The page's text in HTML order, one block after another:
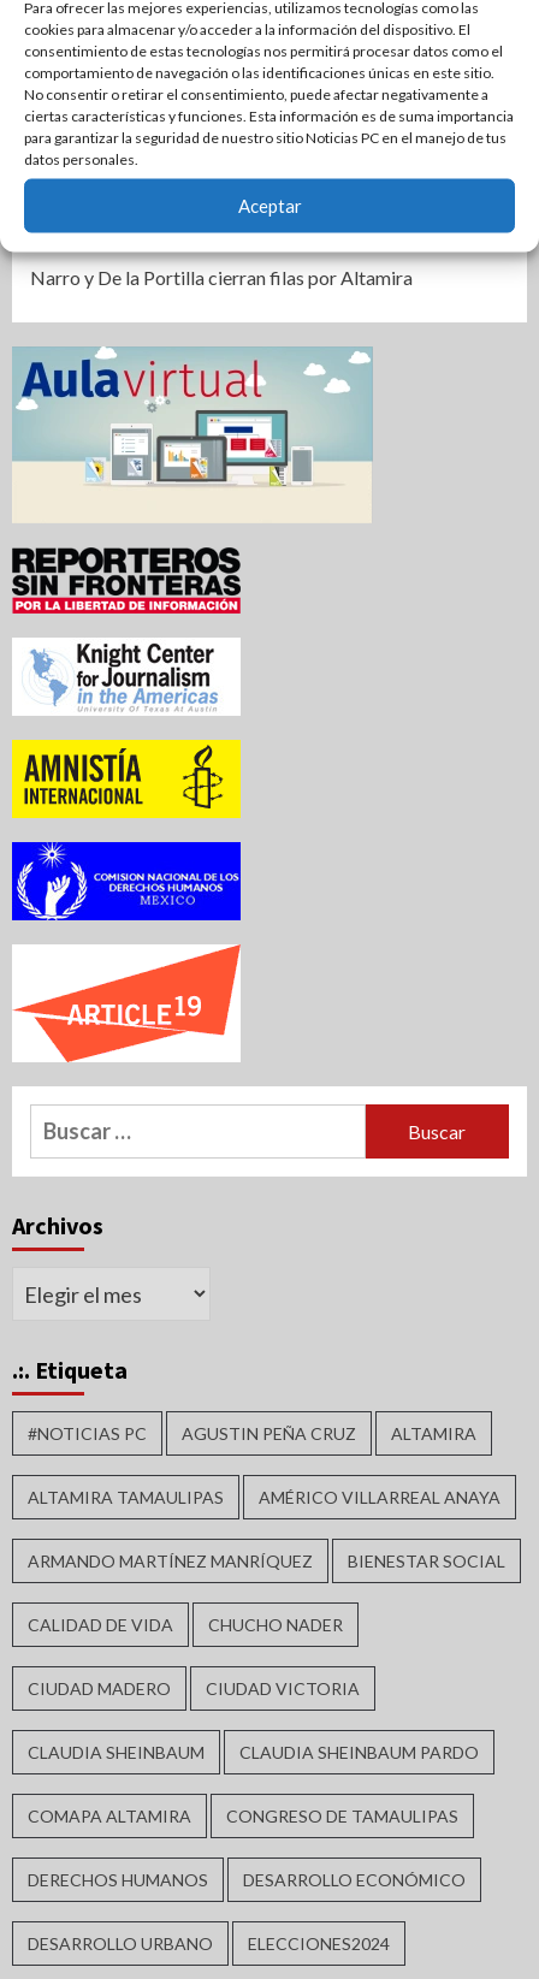
Para ofrecer las mejores experiencias, utilizamos tecnologías como las
cookies para almacenar y/o acceder a la información del dispositivo. El
consentimiento de estas tecnologías nos permitirá procesar datos como el
comportamiento de navegación o las identificaciones únicas en este sitio.
No consentir o retirar el consentimiento, puede afectar negativamente a
ciertas características y funciones. Esta información es de suma importancia
para garantizar la seguridad de nuestro sitio Noticias PC en el manejo de tus
datos personales.
Aceptar
recorrido por la historia viva de Tampico
Impulsa Gobierno de Tamaulipas la conservación del
histórico Mercado Argüelles
Agiliza el ITAVU procesos de escrituración para brindar
certeza patrimonial a más familias de Tamaulipas
Ciudad Madero honra el legado inmortal de Roberto
Cantoral con una emotiva velada artística y cultural
Narro y De la Portilla cierran filas por Altamira
Buscar:
Archivos
Archivos
.:. Etiqueta
#NOTICIAS PC AGUSTIN PEÑA CRUZ ALTAMIRA
ALTAMIRA TAMAULIPAS AMÉRICO VILLARREAL ANAYA
ARMANDO MARTÍNEZ MANRÍQUEZ BIENESTAR SOCIAL
CALIDAD DE VIDA CHUCHO NADER
CIUDAD MADERO CIUDAD VICTORIA
CLAUDIA SHEINBAUM CLAUDIA SHEINBAUM PARDO
COMAPA ALTAMIRA CONGRESO DE TAMAULIPAS
DERECHOS HUMANOS DESARROLLO ECONÓMICO
DESARROLLO URBANO ELECCIONES2024